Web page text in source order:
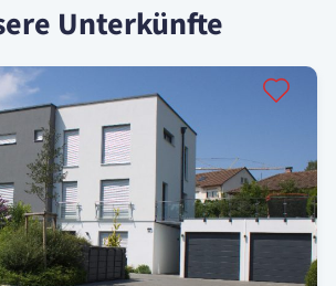
Unterkünfte